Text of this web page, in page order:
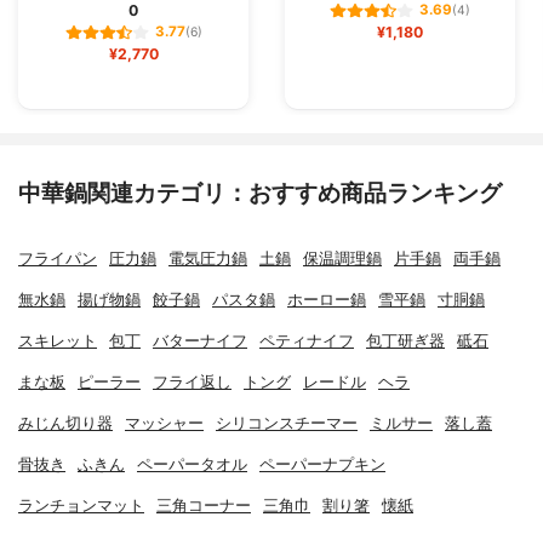
0
3.77(6)
¥2,770
3.69(4)
¥1,180
中華鍋関連カテゴリ：おすすめ商品ランキング
フライパン 圧力鍋 電気圧力鍋 土鍋 保温調理鍋 片手鍋 両手鍋
無水鍋 揚げ物鍋 餃子鍋 パスタ鍋 ホーロー鍋 雪平鍋 寸胴鍋
スキレット 包丁 バターナイフ ペティナイフ 包丁研ぎ器 砥石
まな板 ピーラー フライ返し トング レードル ヘラ
みじん切り器 マッシャー シリコンスチーマー ミルサー 落し蓋
骨抜き ふきん ペーパータオル ペーパーナプキン
ランチョンマット 三角コーナー 三角巾 割り箸 懐紙